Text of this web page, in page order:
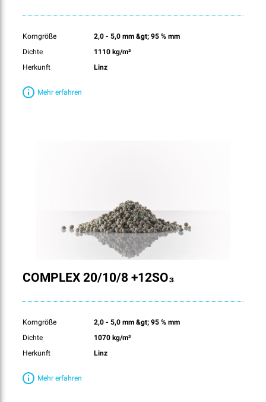
Korngröße
2,0 - 5,0 mm &gt; 95 % mm
Dichte
1110 kg/m³
Herkunft
Linz
Mehr erfahren
COMPLEX 20/10/8 +12SO₃
Korngröße
2,0 - 5,0 mm &gt; 95 % mm
Dichte
1070 kg/m³
Herkunft
Linz
Mehr erfahren